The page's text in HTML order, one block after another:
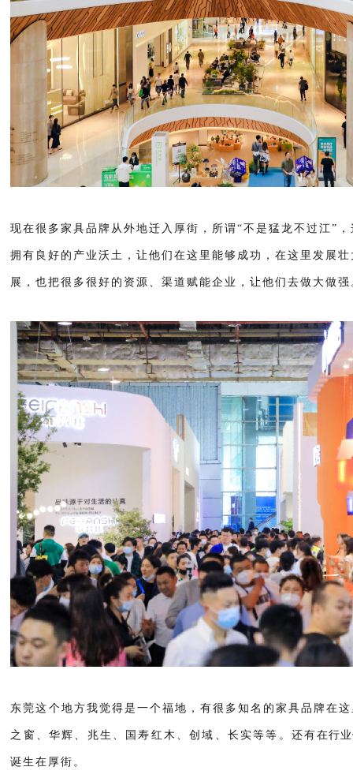
现在很多家具品牌从外地迁入厚街，所谓“不是猛龙不过江”
拥有良好的产业沃土，让他们在这里能够成功，在这里发展
展，也把很多很好的资源、渠道赋能企业，让他们去做大做强
东莞这个地方我觉得是一个福地，有很多知名的家具品牌在
之窗、华辉、兆生、国寿红木、创域、长实等等。还有在行
诞生在厚街。